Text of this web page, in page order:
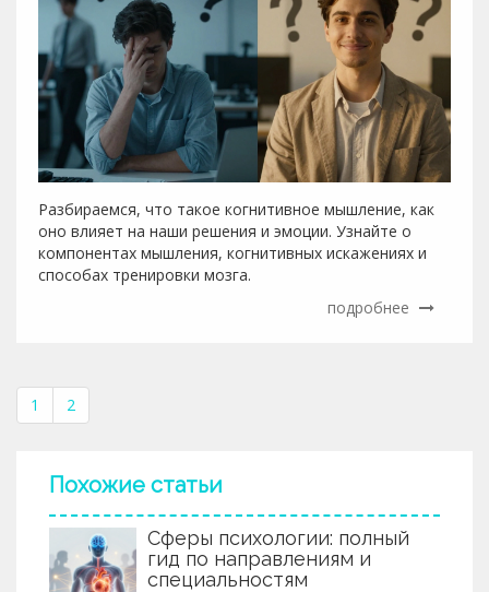
Разбираемся, что такое когнитивное мышление, как
оно влияет на наши решения и эмоции. Узнайте о
компонентах мышления, когнитивных искажениях и
способах тренировки мозга.
подробнее
1 2
Похожие статьи
Сферы психологии: полный
гид по направлениям и
специальностям